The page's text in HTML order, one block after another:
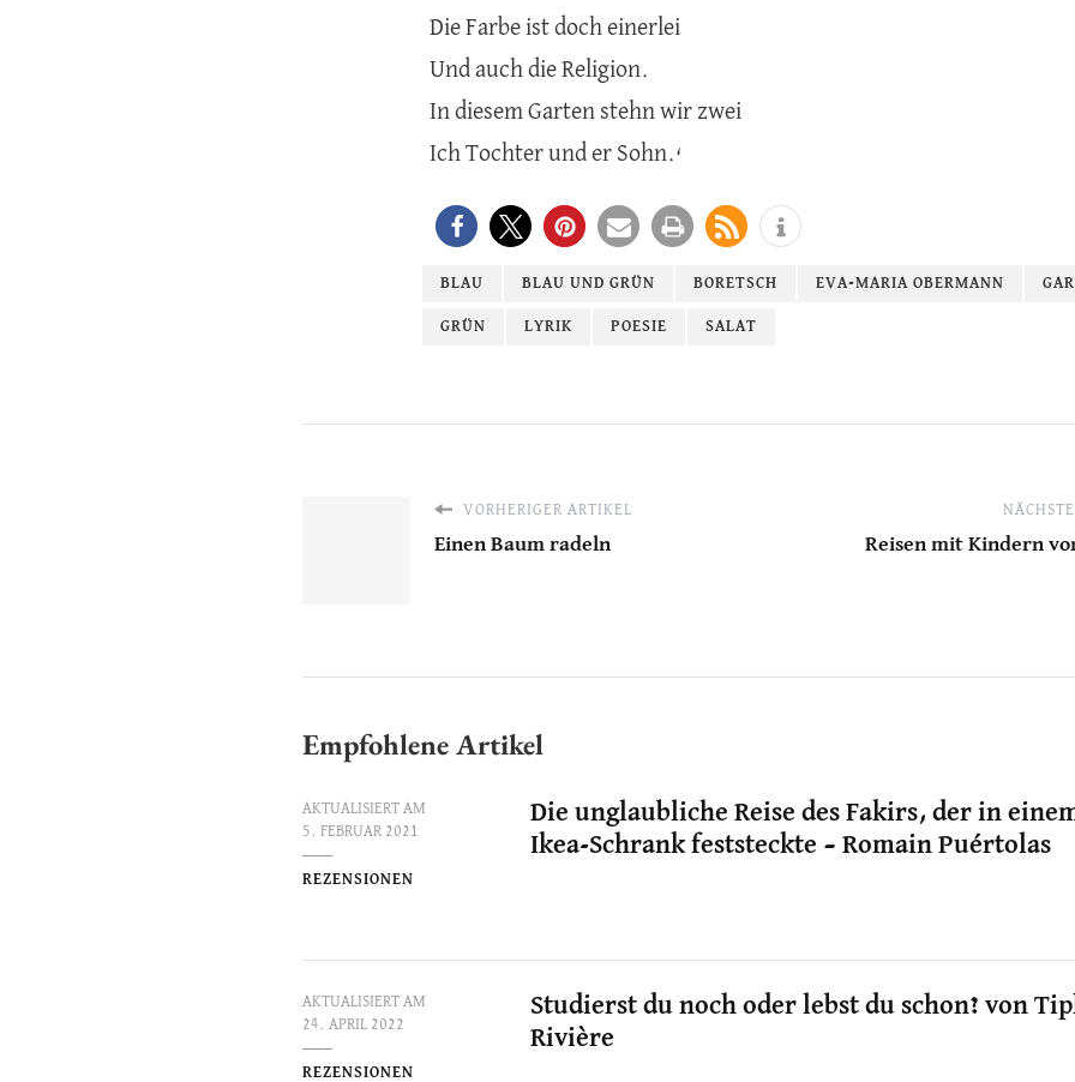
Die Farbe ist doch einerlei
Und auch die Religion.
In diesem Garten stehn wir zwei
Ich Tochter und er Sohn.‘
BLAU BLAU UND GRÜN BORETSCH EVA-MARIA OBERMANN
GRÜN LYRIK POESIE SALAT
VORHERIGER ARTIKEL
Einen Baum radeln
Reisen mit Kindern
Empfohlene Artikel
AKTUALISIERT AM
5. FEBRUAR 2021
REZENSIONEN
Die unglaubliche Reise des Fakirs, der in
Ikea-Schrank feststeckte – Romain Puértolas
AKTUALISIERT AM
24. APRIL 2022
REZENSIONEN
Studierst du noch oder lebst du schon? von
Rivière